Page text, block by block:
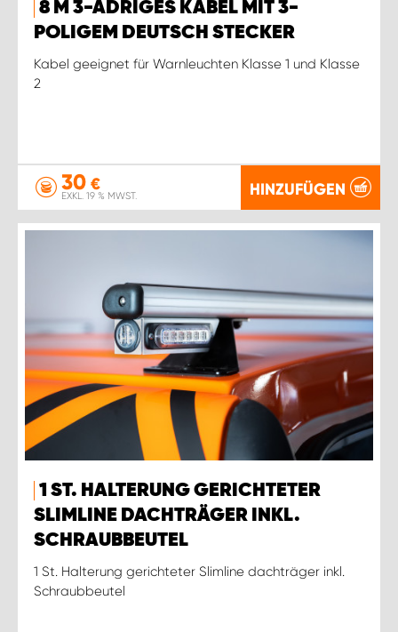
8 M 3-ADRIGES KABEL MIT 3-
POLIGEM DEUTSCH STECKER
Kabel geeignet für Warnleuchten Klasse 1 und Klasse
2
30 €
EXKL. 19 % MWST. HINZUFÜGEN
1 ST. HALTERUNG GERICHTETER
SLIMLINE DACHTRÄGER INKL.
SCHRAUBBEUTEL
1 St. Halterung gerichteter Slimline dachträger inkl.
Schraubbeutel